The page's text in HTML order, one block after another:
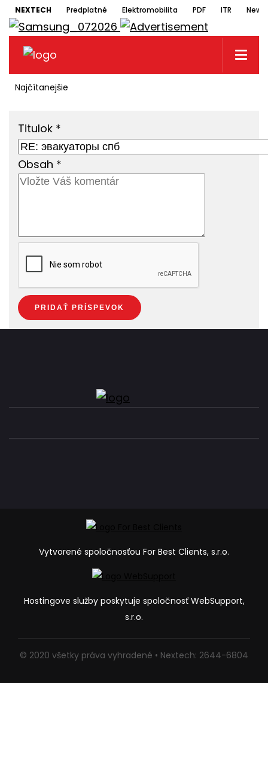
NEXTECH Predplatné Elektromobilita PDF ITR
Najčítanejšie
Titulok *
Obsah *
Vytvorené spoločnosťou For Best Clients, s.r.o.
Hostingove služby poskytuje spoločnosť WebSupport,
s.r.o.
© 2020 všetky práva vyhradené • Nextech: 2644-6804